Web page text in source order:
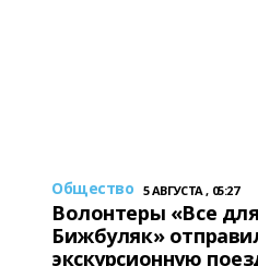
Общество 5 АВГУСТА , 05:27
Волонтеры «Все
Бижбуляк»
экскурсионную